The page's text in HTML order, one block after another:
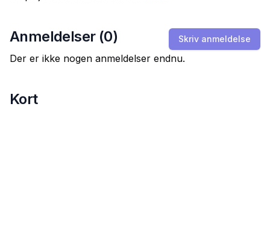
Anmeldelser (0) Skriv anmeldelse
Der er ikke nogen anmeldelser endnu.
Kort